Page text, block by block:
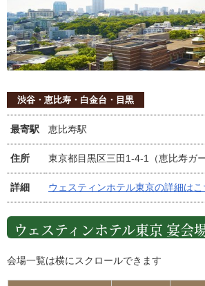
渋谷・恵比寿・白金台・目黒
最寄駅 恵比寿駅
住所 東京都目黒区三田1-4-1（恵比寿ガ
詳細 ウェスティンホテル東京の詳細はこ
ウェスティンホテル東京 宴会
会場一覧は横にスクロールできます